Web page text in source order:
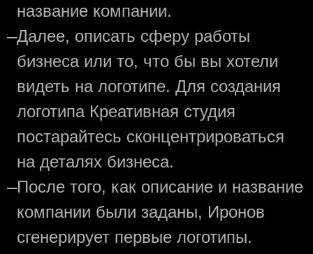
название компании.
—Далее, описать сферу работы
бизнеса или то, что бы вы хотели
видеть на логотипе. Для создания
логотипа Креативная студия
постарайтесь сконцентрироваться
на деталях бизнеса.
—После того, как описание и название
компании были заданы, Иронов
сгенерирует первые логотипы.